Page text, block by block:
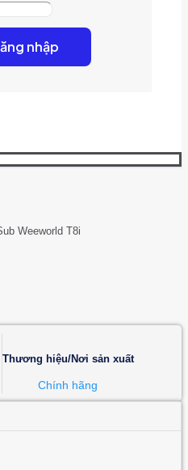
nhập
Weeworld T8i
Thương hiệu/Nơi sản xuất
Chính hãng